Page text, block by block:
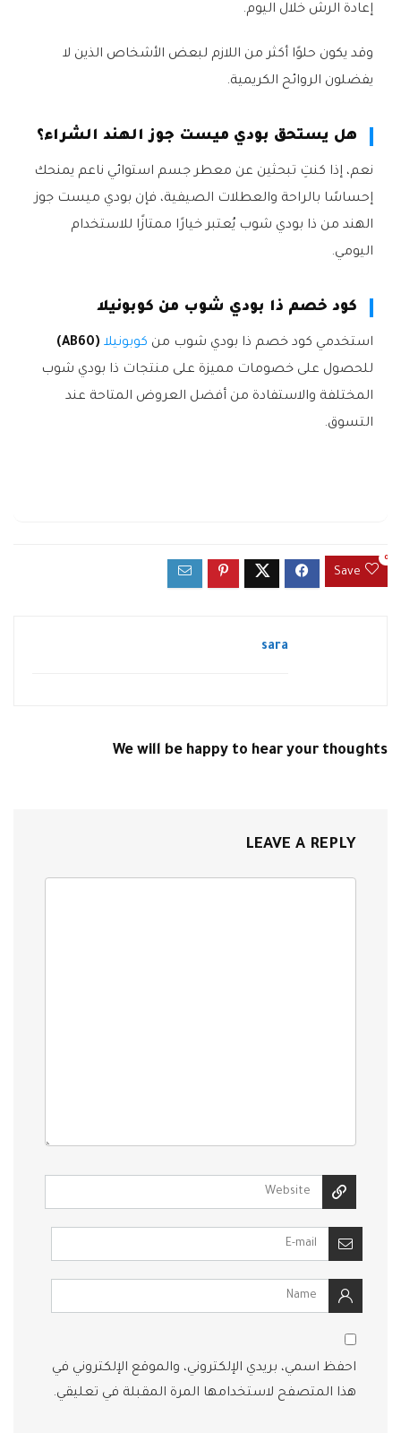
إعادة الرش خلال اليوم.
وقد يكون حلوًا أكثر من اللازم لبعض الأشخاص الذين لا
يفضلون الروائح الكريمية.
هل يستحق بودي ميست جوز الهند الشراء؟
نعم، إذا كنتِ تبحثين عن معطر جسم استوائي ناعم يمنحك
إحساسًا بالراحة والعطلات الصيفية، فإن بودي ميست جوز
الهند من ذا بودي شوب يُعتبر خيارًا ممتازًا للاستخدام
اليومي.
كود خصم ذا بودي شوب من كوبونيلا
استخدمي كود خصم ذا بودي شوب من كوبونيلا (AB60)
للحصول على خصومات مميزة على منتجات ذا بودي شوب
المختلفة والاستفادة من أفضل العروض المتاحة عند
التسوق.
Save
0
sara
We will be happy to hear your thoughts
LEAVE A REPLY
احفظ اسمي، بريدي الإلكتروني، والموقع الإلكتروني في
هذا المتصفح لاستخدامها المرة المقبلة في تعليقي.